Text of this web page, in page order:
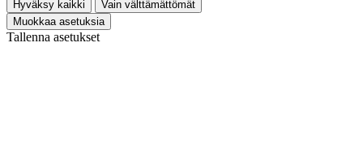
Hyväksy kaikki
Vain välttämättömät
Muokkaa asetuksia
Tallenna asetukset